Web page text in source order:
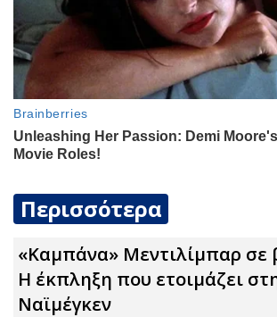
Περισσότερα
«Καμπάνα» Μεντιλίμπαρ σε
Η έκπληξη που ετοιμάζει
Ναϊμέγκεν